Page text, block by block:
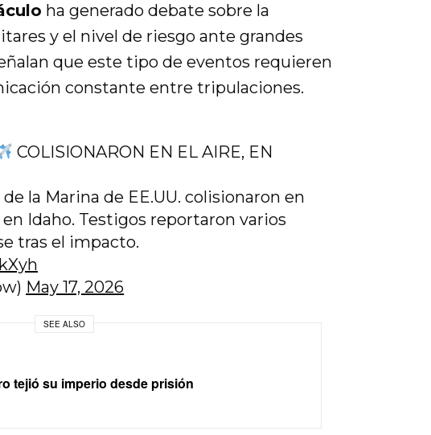
ha generado debate sobre la
y el nivel de riesgo ante grandes
que este tipo de eventos requieren
constante entre tripulaciones.
COLISIONARON EN EL AIRE, EN
la Marina de EE.UU. colisionaron en
Idaho. Testigos reportaron varios
tras el impacto.
May 17, 2026
SEE ALSO
tejió su imperio desde prisión